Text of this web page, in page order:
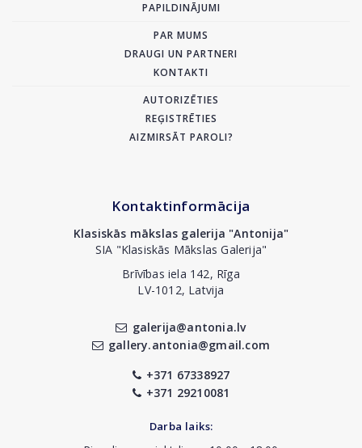
PAPILDINĀJUMI
PAR MUMS
DRAUGI UN PARTNERI
KONTAKTI
AUTORIZĒTIES
REĢISTRĒTIES
AIZMIRSĀT PAROLI?
Kontaktinformācija
Klasiskās mākslas galerija "Antonija"
SIA "Klasiskās Mākslas Galerija"
Brīvības iela 142, Rīga
LV-1012, Latvija
galerija@antonia.lv
gallery.antonia@gmail.com
+371 67338927
+371 29210081
Darba laiks: